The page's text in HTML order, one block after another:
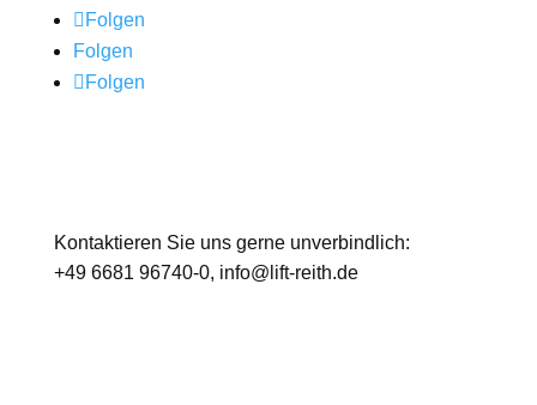
Folgen
Folgen
Folgen
Kontaktieren Sie uns gerne unverbindlich:
+49 6681 96740-0, info@lift-reith.de